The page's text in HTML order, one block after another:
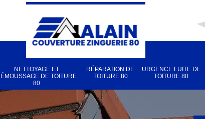
NETTOYAGE ET
DE TOITURE
80
RÉPARATION DE
TOITURE 80
URGENCE FUITE DE
TOITURE 80